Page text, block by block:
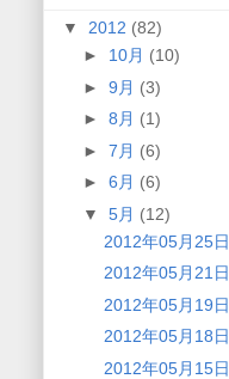
▼ 2012 (82)
► 10月 (10)
► 9月 (3)
► 8月 (1)
► 7月 (6)
► 6月 (6)
▼ 5月 (12)
2012年05月25日
2012年05月21日
2012年05月19日
2012年05月18日
2012年05月15日